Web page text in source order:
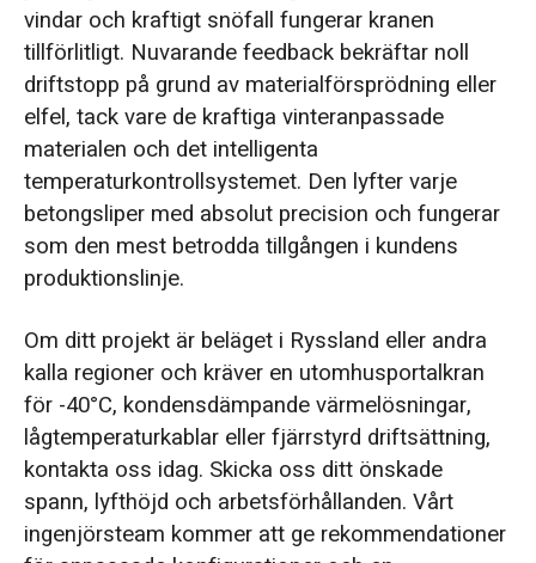
vindar och kraftigt snöfall fungerar kranen
tillförlitligt. Nuvarande feedback bekräftar noll
driftstopp på grund av materialförsprödning eller
elfel, tack vare de kraftiga vinteranpassade
materialen och det intelligenta
temperaturkontrollsystemet. Den lyfter varje
betongsliper med absolut precision och fungerar
som den mest betrodda tillgången i kundens
produktionslinje.
Om ditt projekt är beläget i Ryssland eller andra
kalla regioner och kräver en utomhusportalkran
för -40°C, kondensdämpande värmelösningar,
lågtemperaturkablar eller fjärrstyrd driftsättning,
kontakta oss idag. Skicka oss ditt önskade
spann, lyfthöjd och arbetsförhållanden. Vårt
ingenjörsteam kommer att ge rekommendationer